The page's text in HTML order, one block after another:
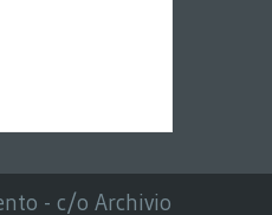
- c/o Archivio